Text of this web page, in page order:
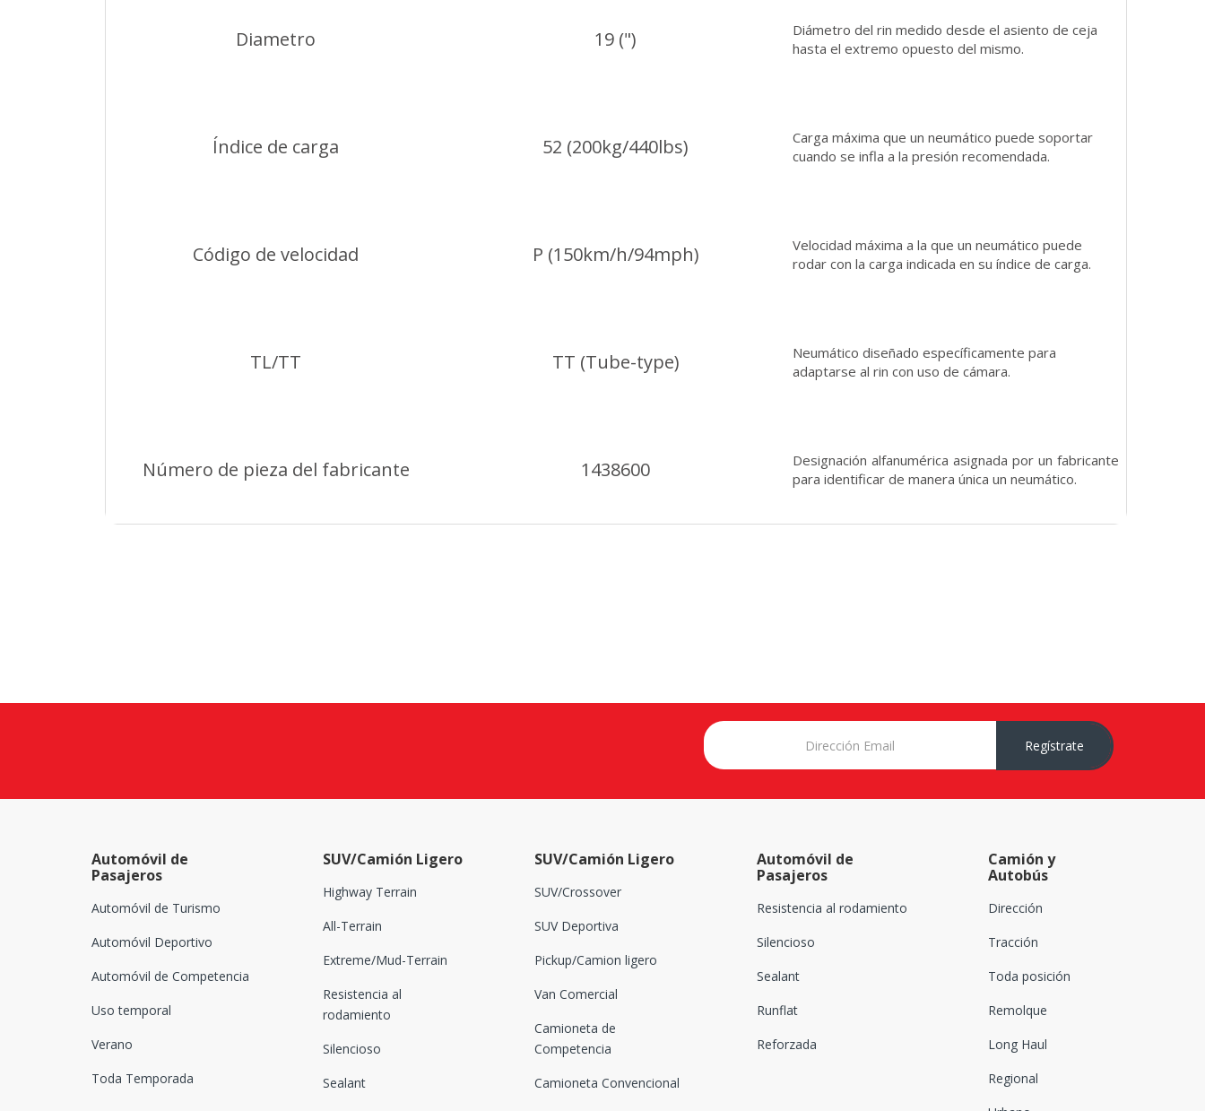
Diametro 19 (")
Diámetro del rin medido desde el asiento de ceja
hasta el extremo opuesto del mismo.
Índice de carga 52 (200kg/440lbs)
Carga máxima que un neumático puede soportar
cuando se infla a la presión recomendada.
Código de velocidad P (150km/h/94mph)
Velocidad máxima a la que un neumático puede
rodar con la carga indicada en su índice de carga.
TL/TT TT (Tube-type)
Neumático diseñado específicamente para
adaptarse al rin con uso de cámara.
Número de pieza del fabricante 1438600
Designación alfanumérica asignada por un fabricante
para identificar de manera única un neumático.
Regístrate
Automóvil de
Pasajeros
Automóvil de Turismo
Automóvil Deportivo
Automóvil de Competencia
Uso temporal
Verano
Toda Temporada
SUV/Camión Ligero
Highway Terrain
All-Terrain
Extreme/Mud-Terrain
Resistencia al
rodamiento
Silencioso
Sealant
SUV/Camión Ligero
SUV/Crossover
SUV Deportiva
Pickup/Camion ligero
Van Comercial
Camioneta de
Competencia
Camioneta Convencional
Automóvil de
Pasajeros
Resistencia al rodamiento
Silencioso
Sealant
Runflat
Reforzada
Camión y
Autobús
Dirección
Tracción
Toda posición
Remolque
Long Haul
Regional